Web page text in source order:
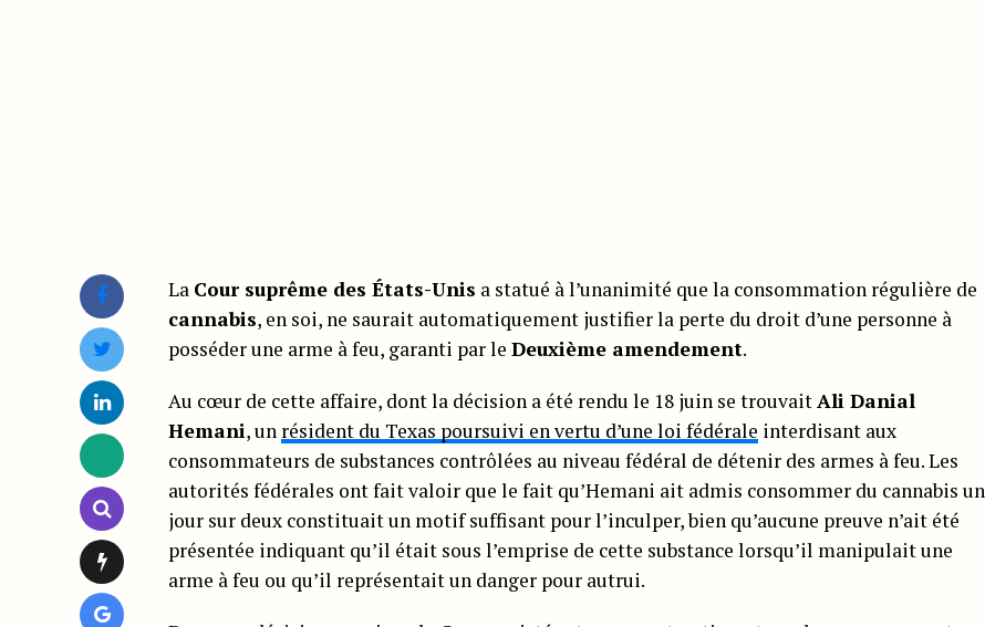
La Cour suprême des États-Unis a statué à l’unanimité que la consommation régulière de
cannabis, en soi, ne saurait automatiquement justifier la perte du droit d’une personne à
posséder une arme à feu, garanti par le Deuxième amendement.
Au cœur de cette affaire, dont la décision a été rendu le 18 juin se trouvait Ali Danial
Hemani, un résident du Texas poursuivi en vertu d’une loi fédérale interdisant aux
consommateurs de substances contrôlées au niveau fédéral de détenir des armes à feu. Les
autorités fédérales ont fait valoir que le fait qu’Hemani ait admis consommer du cannabis un
jour sur deux constituait un motif suffisant pour l’inculper, bien qu’aucune preuve n’ait été
présentée indiquant qu’il était sous l’emprise de cette substance lorsqu’il manipulait une
arme à feu ou qu’il représentait un danger pour autrui.